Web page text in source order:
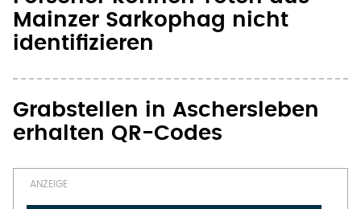
Mainzer Sarkophag nicht
identifizieren
Grabstellen in Aschersleben
erhalten QR-Codes